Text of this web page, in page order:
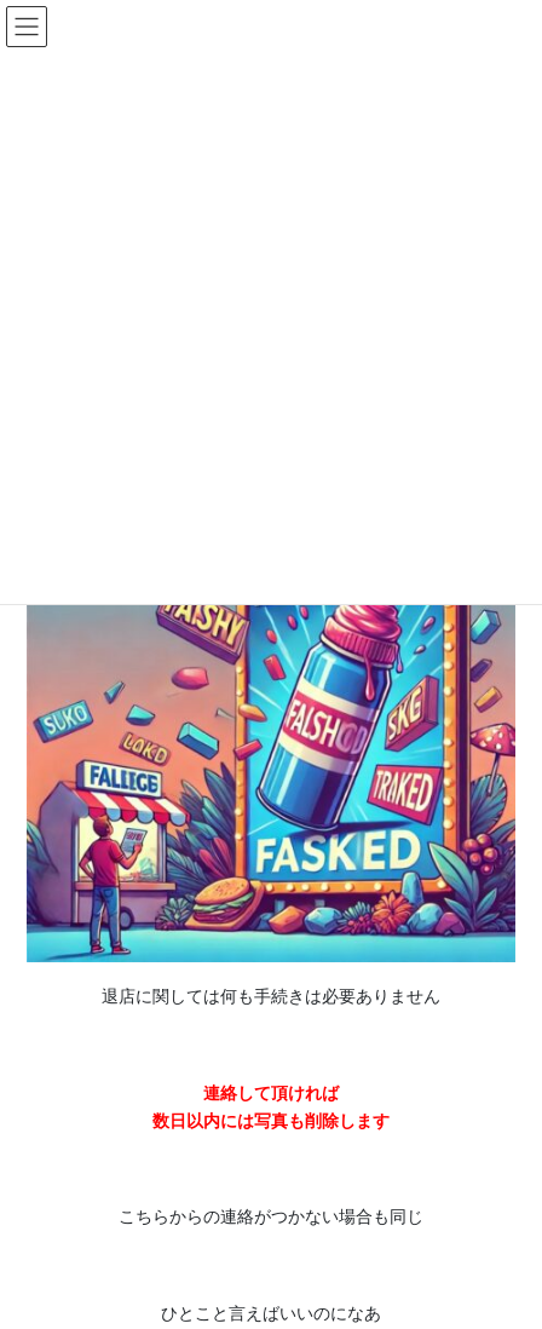
退店に関しては何も手続きは必要ありません
連絡して頂ければ
数日以内には写真も削除します
こちらからの連絡がつかない場合も同じ
ひとこと言えばいいのになあ